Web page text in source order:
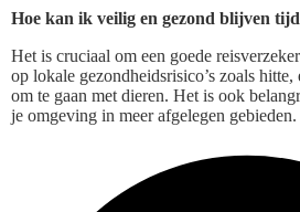
Hoe kan ik veilig en gezond blijven
Het is cruciaal om een goede
op lokale gezondheidsrisico’s zoals
om te gaan met dieren. Het is ook
je omgeving in meer afgelegen gebieden.